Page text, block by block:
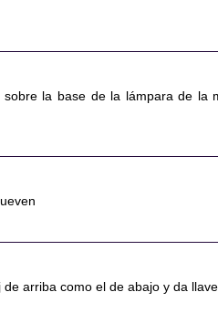
sobre la base de la lámpara de la
arriba como el de abajo y da llave